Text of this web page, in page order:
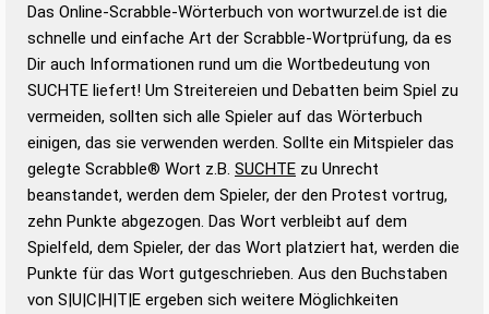
Wortwurzel liefert mit Hilfe eines semantischen
Wortanalyse-Algorithmus gute Anhaltspunkte zu
Wortbedeutung, Worttrennung und Wortform, um die
Gültigkeit eines Wortes für das Scrabble-Spiel zu
bestimmen!
zugelassene Turnier Scrabble-
Wörterbücher sind:
Duden – Standardwerk in 12 Bänden
Duden – Richtiges und gutes
Deutsch
Duden – Die deutsche Grammatik
Das Online-Scrabble-Wörterbuch von wortwurzel.de ist die
schnelle und einfache Art der Scrabble-Wortprüfung, da es
Dir auch Informationen rund um die Wortbedeutung von
SUCHTE liefert! Um Streitereien und Debatten beim Spiel zu
vermeiden, sollten sich alle Spieler auf das Wörterbuch
einigen, das sie verwenden werden. Sollte ein Mitspieler das
gelegte Scrabble® Wort z.B. SUCHTE zu Unrecht
beanstandet, werden dem Spieler, der den Protest vortrug,
zehn Punkte abgezogen. Das Wort verbleibt auf dem
Spielfeld, dem Spieler, der das Wort platziert hat, werden die
Punkte für das Wort gutgeschrieben. Aus den Buchstaben
von S|U|C|H|T|E ergeben sich weitere Möglichkeiten